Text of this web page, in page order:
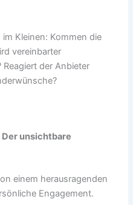
Kleinen: Kommen die
vereinbarter
der Anbieter
Der unsichtbare
einem herausragenden
Engagement.